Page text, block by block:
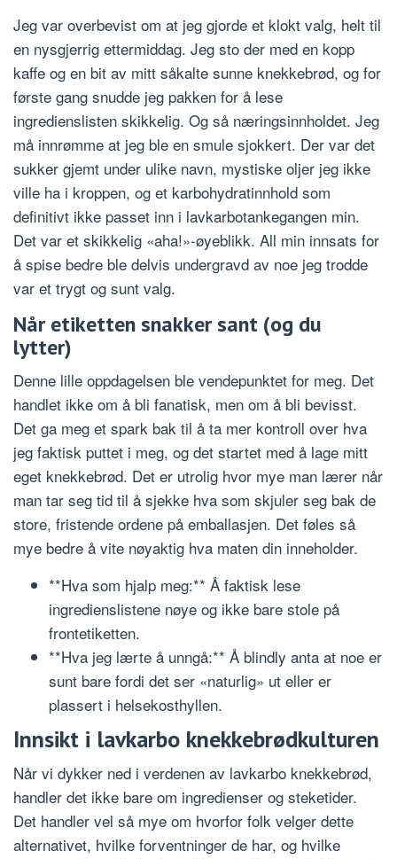
Jeg var overbevist om at jeg gjorde et klokt valg, helt til
en nysgjerrig ettermiddag. Jeg sto der med en kopp
kaffe og en bit av mitt såkalte sunne knekkebrød, og for
første gang snudde jeg pakken for å lese
ingredienslisten skikkelig. Og så næringsinnholdet. Jeg
må innrømme at jeg ble en smule sjokkert. Der var det
sukker gjemt under ulike navn, mystiske oljer jeg ikke
ville ha i kroppen, og et karbohydratinnhold som
definitivt ikke passet inn i lavkarbotankegangen min.
Det var et skikkelig «aha!»-øyeblikk. All min innsats for
å spise bedre ble delvis undergravd av noe jeg trodde
var et trygt og sunt valg.
Når etiketten snakker sant (og du
lytter)
Denne lille oppdagelsen ble vendepunktet for meg. Det
handlet ikke om å bli fanatisk, men om å bli bevisst.
Det ga meg et spark bak til å ta mer kontroll over hva
jeg faktisk puttet i meg, og det startet med å lage mitt
eget knekkebrød. Det er utrolig hvor mye man lærer når
man tar seg tid til å sjekke hva som skjuler seg bak de
store, fristende ordene på emballasjen. Det føles så
mye bedre å vite nøyaktig hva maten din inneholder.
**Hva som hjalp meg:** Å faktisk lese
ingredienslistene nøye og ikke bare stole på
frontetiketten.
**Hva jeg lærte å unngå:** Å blindly anta at noe er
sunt bare fordi det ser «naturlig» ut eller er
plassert i helsekosthyllen.
Innsikt i lavkarbo knekkebrødkulturen
Når vi dykker ned i verdenen av lavkarbo knekkebrød,
handler det ikke bare om ingredienser og steketider.
Det handler vel så mye om hvorfor folk velger dette
alternativet, hvilke forventninger de har, og hvilke